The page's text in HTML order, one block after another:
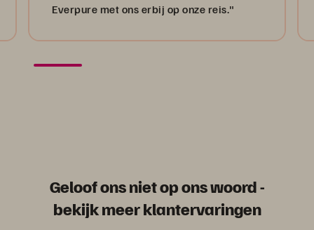
Everpure met ons erbij op onze reis."
Geloof ons niet op ons woord -
bekijk meer klantervaringen